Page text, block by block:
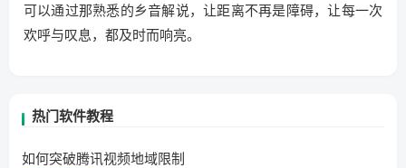
可以通过那熟悉的乡音解说，让距离不再是障碍，让每一次
欢呼与叹息，都及时而响亮。
热门软件教程
如何突破腾讯视频地域限制